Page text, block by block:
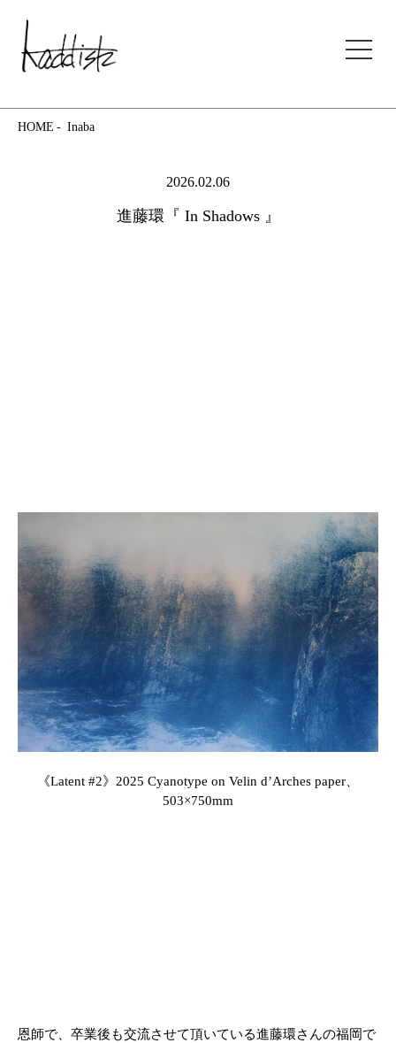
kaddish development store
HOME Inaba
2026.02.06
進藤環『 In Shadows 』
《Latent #2》2025 Cyanotype on Velin d’Arches paper、
503×750mm
恩師で、卒業後も交流させて頂いている進藤環さんの福岡で